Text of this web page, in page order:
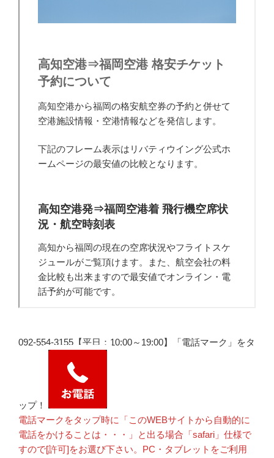
092-554-3155【平日：10:00～19:00】「電話マーク」をタ
ップ！
電話マークをタップ時に「このWEBサイトから自動的に
電話をかけることは・・・」と出る場合「safari」仕様で
すので[許可]をお選び下さい。PC・タブレットをご利用